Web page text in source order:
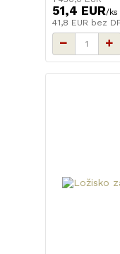
51,4 EUR/ks
41,8 EUR bez